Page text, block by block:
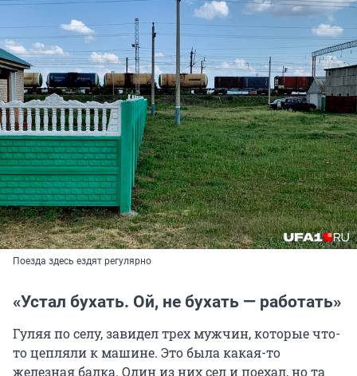
Поезда здесь ездят регулярно
«Устал бухать. Ой, не бухать — работать»
Гуляя по селу, завидел трех мужчин, которые что-
то цепляли к машине. Это была какая-то
железная балка. Один из них сел и поехал, но та